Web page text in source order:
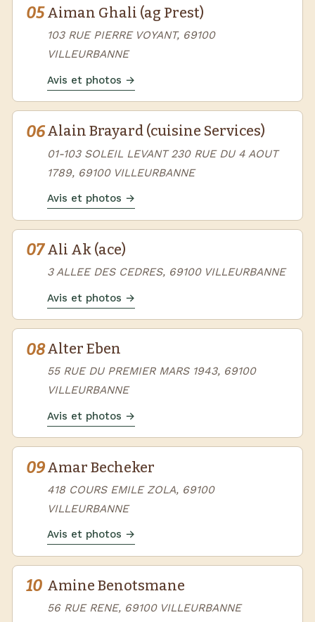
05 Aiman Ghali (ag Prest)
103 RUE PIERRE VOYANT, 69100
VILLEURBANNE
Avis et photos →
06Alain Brayard (cuisine Services)
01-103 SOLEIL LEVANT 230 RUE DU 4 AOUT
1789, 69100 VILLEURBANNE
Avis et photos →
07 Ali Ak (ace)
3 ALLEE DES CEDRES, 69100 VILLEURBANNE
Avis et photos →
08Alter Eben
55 RUE DU PREMIER MARS 1943, 69100
VILLEURBANNE
Avis et photos →
09Amar Becheker
418 COURS EMILE ZOLA, 69100
VILLEURBANNE
Avis et photos →
10 Amine Benotsmane
56 RUE RENE, 69100 VILLEURBANNE